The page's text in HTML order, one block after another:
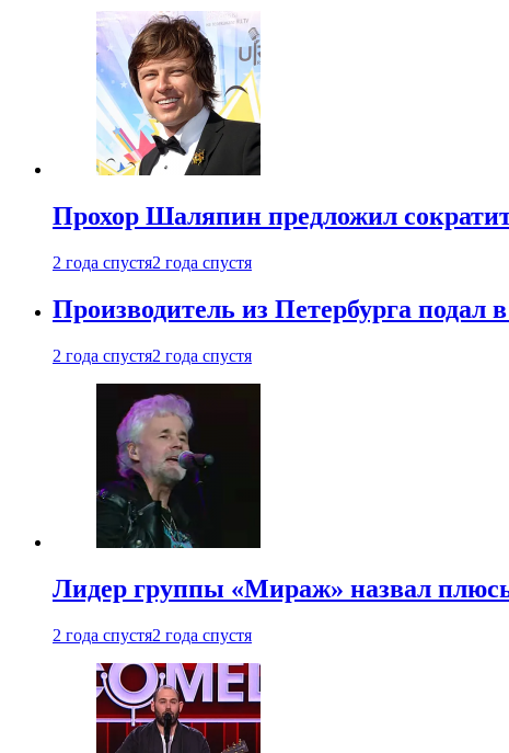
Прохор Шаляпин предложил
2 года спустя2 года спустя
Производитель из Петербурга подал
2 года спустя2 года спустя
Лидер группы «Мираж» назвал
2 года спустя2 года спустя